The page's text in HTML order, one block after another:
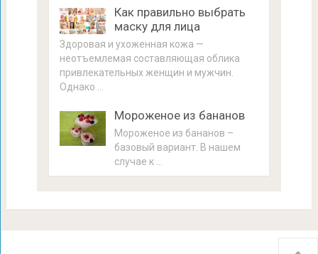
Как правильно выбрать
маску для лица
Здоровая и ухоженная кожа —
неотъемлемая составляющая облика
привлекательных женщин и мужчин.
Однако …
Мороженое из бананов
Мороженое из бананов –
базовый вариант. В нашем
случае к …